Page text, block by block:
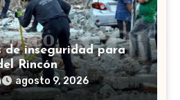
de inseguridad para
Rincón
agosto 9, 2026